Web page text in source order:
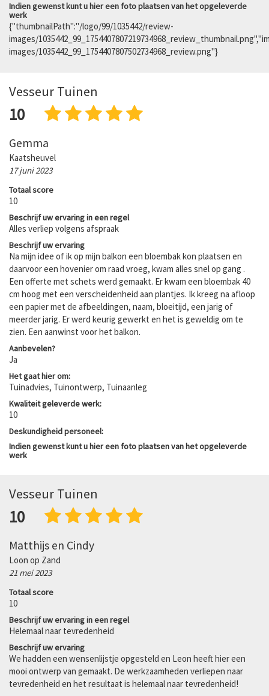
Indien gewenst kunt u hier een foto plaatsen van het opgeleverde
werk
{"thumbnailPath":"/logo/99/1035442/review-
images/
images/1035442_99_1754407807502734968_review.png"}
Vesseur Tuinen
10
Gemma
Kaatsheuvel
17 juni 2023
Totaal score
10
Beschrijf uw ervaring in een regel
Alles verliep volgens afspraak
Beschrijf uw ervaring
Na mijn idee of ik op mijn balkon een bloembak kon plaatsen en
daarvoor een hovenier om raad vroeg, kwam alles snel op gang .
Een offerte met schets werd gemaakt. Er kwam een bloembak 40
cm hoog met een verscheidenheid aan plantjes. Ik kreeg na afloop
een papier met de afbeeldingen, naam, bloeitijd, een jarig of
meerder jarig. Er werd keurig gewerkt en het is geweldig om te
zien. Een aanwinst voor het balkon.
Aanbevelen?
Ja
Het gaat hier om:
Tuinadvies, Tuinontwerp, Tuinaanleg
Kwaliteit geleverde werk:
10
Deskundigheid personeel:
Indien gewenst kunt u hier een foto plaatsen van het opgeleverde
werk
Vesseur Tuinen
10
Matthijs en Cindy
Loon op Zand
21 mei 2023
Totaal score
10
Beschrijf uw ervaring in een regel
Helemaal naar tevredenheid
Beschrijf uw ervaring
We hadden een wensenlijstje opgesteld en Leon heeft hier een
mooi ontwerp van gemaakt. De werkzaamheden verliepen naar
tevredenheid en het resultaat is helemaal naar tevredenheid!